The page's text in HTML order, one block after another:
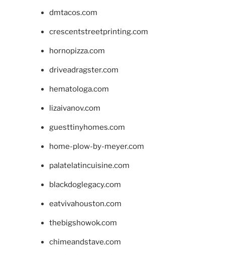
dmtacos.com
crescentstreetprinting.com
hornopizza.com
driveadragster.com
hematologa.com
lizaivanov.com
guesttinyhomes.com
home-plow-by-meyer.com
palatelatincuisine.com
blackdoglegacy.com
eatvivahouston.com
thebigshowok.com
chimeandstave.com